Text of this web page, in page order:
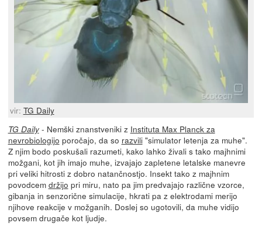
vir: TG Daily
TG Daily- Nemški znanstveniki z Instituta Max Planck za
nevrobiologijo poročajo, da so razvili"simulator letenja za muhe".
Z njim bodo poskušali razumeti, kako lahko živali s tako majhnimi
možgani, kot jih imajo muhe, izvajajo zapletene letalske manevre
pri veliki hitrosti z dobro natančnostjo. Insekt tako z majhnim
povodcem držijo pri miru, nato pa jim predvajajo različne vzorce,
gibanja in senzorične simulacije, hkrati pa z elektrodami merijo
njihove reakcije v možganih. Doslej so ugotovili, da muhe vidijo
povsem drugače kot ljudje.